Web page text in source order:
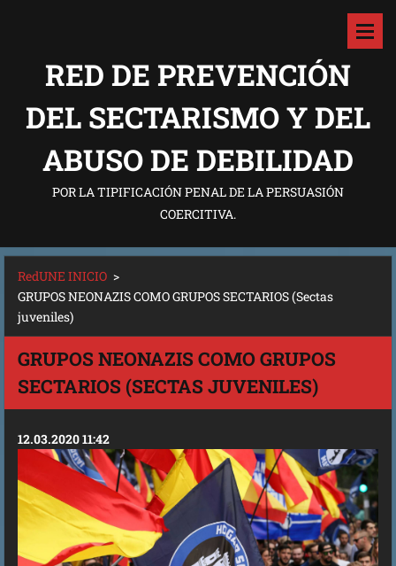
RED DE PREVENCIÓN
DEL SECTARISMO Y DEL
ABUSO DE DEBILIDAD
POR LA TIPIFICACIÓN PENAL DE LA PERSUASIÓN
COERCITIVA.
RedUNE INICIO >
GRUPOS NEONAZIS COMO GRUPOS SECTARIOS (Sectas
juveniles)
GRUPOS NEONAZIS COMO GRUPOS
SECTARIOS (SECTAS JUVENILES)
12.03.2020 11:42